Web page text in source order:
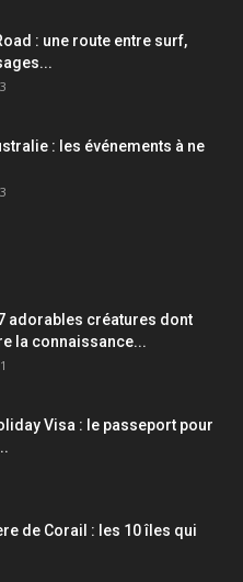
: une route entre surf,
: les événements à ne
adorables créatures dont
la connaissance...
Visa : le passeport pour
de Corail : les 10 îles qui